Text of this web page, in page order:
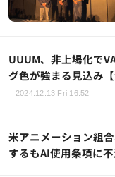
UUUM、非上場化で
グ色が強まる見込み
2024.12.13 Fri 16:52
米アニメーション組
するもAI使用条項に